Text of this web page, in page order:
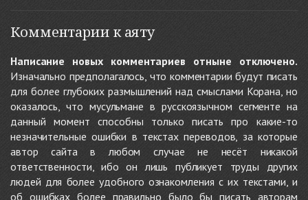
Комментарии к аяту
Написание новых комментариев отныне отключено.
Изначально предполагалось, что комментарии будут писать
для более глубоких размышлений над смыслами Корана, но
оказалось, что мусульмане в русскоязычном сегменте на
данный момент способны только писать про какие-то
незначительные ошибки в текстах переводов, за которые
автор сайта в любом случае не несёт никакой
ответственности, ибо он лишь публикует труды других
людей для более удобного ознакомления с их текстами, и
об ошибках более правильно было бы писать авторам